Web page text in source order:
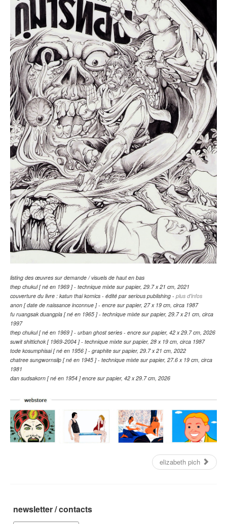
listing des œuvres sur demande /visuels de haut en bas
thep chukul [ né en 1969 ] - technique mixte sur papier, 29.7 x 21 cm, 2021
couverture du livre : katun thai komics - édité par serious publishing - plus d'infos
anon [ date de naissance inconnue ] - encre sur papier, 27 x 19 cm, circa 1987
fu ruangsak duangpla [ né en 1965 ] - technique mixte sur papier, 29.7 x 21 cm, circa
1997
thep chukul [ né en 1969 ] - urban ghost series - encre sur papier, 42 x 29.7 cm, 2026
suwit shittichok [ 1969-2004 ] - technique mixte sur papier, 28 x 19 cm, circa 1987
tode kosumphisai [ né en 1956 ] - graphite sur papier, 29.7 x 21 cm, 2022
chatree sungwornsilp [ né en 1945 ] - technique mixte sur papier, 27.6 x 19 cm, circa
1981
dan sudsakorn [ né en 1954 ] encre sur papier, 42 x 29.7 cm, 2026
elizabeth pich
newsletter / contacts